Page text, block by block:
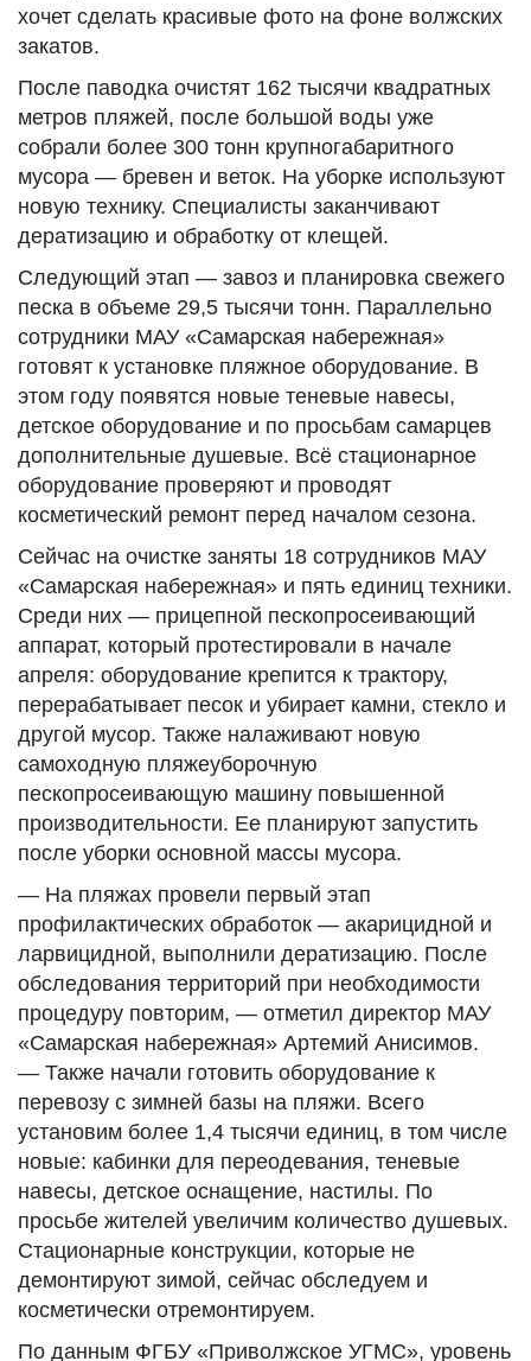
хочет сделать красивые фото на фоне волжских
закатов.
После паводка очистят 162 тысячи квадратных
метров пляжей, после большой воды уже
собрали более 300 тонн крупногабаритного
мусора — бревен и веток. На уборке используют
новую технику. Специалисты заканчивают
дератизацию и обработку от клещей.
Следующий этап — завоз и планировка свежего
песка в объеме 29,5 тысячи тонн. Параллельно
сотрудники МАУ «Самарская набережная»
готовят к установке пляжное оборудование. В
этом году появятся новые теневые навесы,
детское оборудование и по просьбам самарцев
дополнительные душевые. Всё стационарное
оборудование проверяют и проводят
косметический ремонт перед началом сезона.
Сейчас на очистке заняты 18 сотрудников МАУ
«Самарская набережная» и пять единиц техники.
Среди них — прицепной пескопросеивающий
аппарат, который протестировали в начале
апреля: оборудование крепится к трактору,
перерабатывает песок и убирает камни, стекло и
другой мусор. Также налаживают новую
самоходную пляжеуборочную
пескопросеивающую машину повышенной
производительности. Ее планируют запустить
после уборки основной массы мусора.
— На пляжах провели первый этап
профилактических обработок — акарицидной и
ларвицидной, выполнили дератизацию. После
обследования территорий при необходимости
процедуру повторим, — отметил директор МАУ
«Самарская набережная» Артемий Анисимов.
— Также начали готовить оборудование к
перевозу с зимней базы на пляжи. Всего
установим более 1,4 тысячи единиц, в том числе
новые: кабинки для переодевания, теневые
навесы, детское оснащение, настилы. По
просьбе жителей увеличим количество душевых.
Стационарные конструкции, которые не
демонтируют зимой, сейчас обследуем и
косметически отремонтируем.
По данным ФГБУ «Приволжское УГМС», уровень